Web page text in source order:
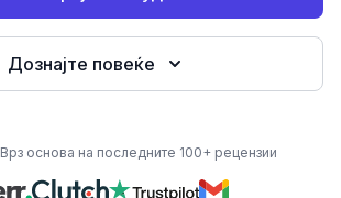
Дознајте повеќе
Врз основа на последните 100+ рецензии